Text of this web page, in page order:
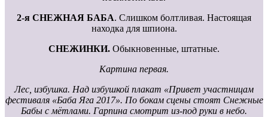
2-я СНЕЖНАЯ БАБА. Слишком болтливая. Настоящая
находка для шпиона.
СНЕЖИНКИ. Обыкновенные, штатные.
Картина первая.
Лес, избушка. Над избушкой плакат «Привет участницам
фестиваля «Баба Яга 2017». По бокам сцены стоят Снежные
Бабы с мётлами. Гарпина смотрит из-под руки в небо.